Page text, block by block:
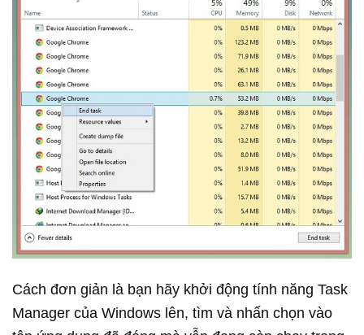
Cách đơn giản là bạn hãy khởi động tính năng Task
Manager của Windows lên, tìm và nhấn chọn vào